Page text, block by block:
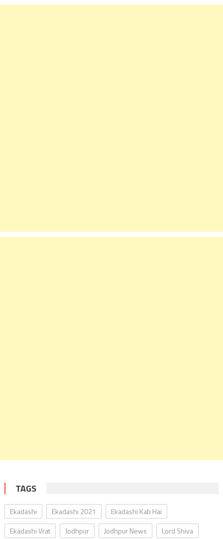
TAGS
Ekadashi Ekadashi 2021
Ekadashi Kab Hai
Ekadashi Vrat
Jodhpur Jodhpur News
Lord Shiva